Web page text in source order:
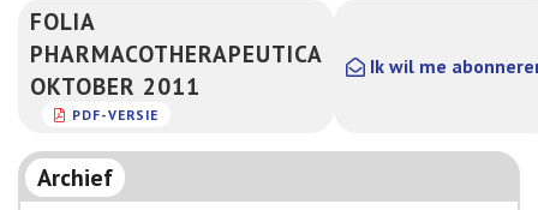
FOLIA
PHARMACOTHERAPEUTICA
OKTOBER 2011
PDF-VERSIE
Ik wil me
Archief